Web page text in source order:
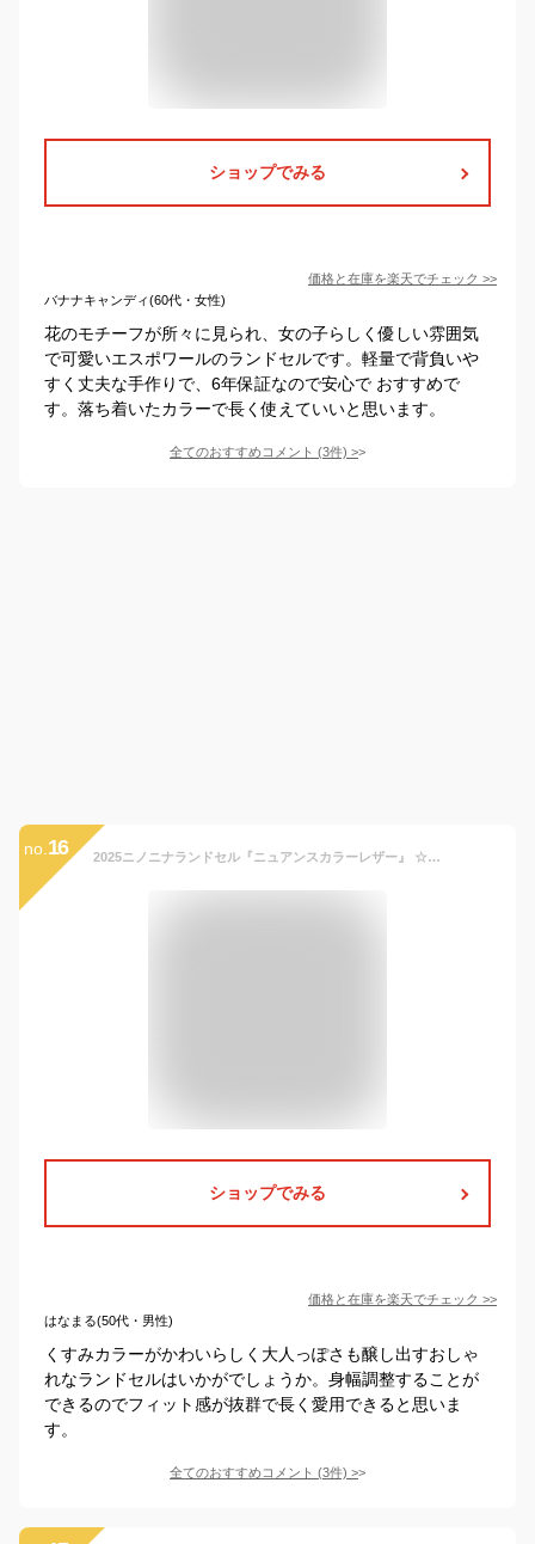
ショップでみる
価格と在庫を楽天でチェック >>
バナナキャンディ(60代・女性)
花のモチーフが所々に見られ、女の子らしく優しい雰囲気
で可愛いエスポワールのランドセルです。軽量で背負いや
すく丈夫な手作りで、6年保証なので安心で おすすめで
す。落ち着いたカラーで長く使えていいと思います。
全てのおすすめコメント (3件) >
no. 16 2025ニノニナランドセル『ニュアンスカラーレザー』 ☆身幅調整が出来るランドセル☆日本製／フィットちゃん／ワンタッチロック／A4フラットファイル対応／牛革／くすみカラー／6年間保証／男の子／女の子
ショップでみる
価格と在庫を楽天でチェック >>
はなまる(50代・男性)
くすみカラーがかわいらしく大人っぽさも醸し出すおしゃ
れなランドセルはいかがでしょうか。身幅調整することが
できるのでフィット感が抜群で長く愛用できると思いま
す。
全てのおすすめコメント (3件) >